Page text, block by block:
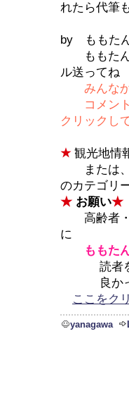
れたら代筆
by ももた
ももたん
ル送ってね
みんな
コメント
クリックし
★観光地情
または、
のカテゴリ
★ お願い★
高齢者・
に
ももた
読者を広
良かった
ここをク
yanagawa